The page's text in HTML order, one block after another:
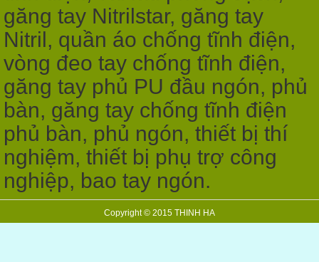
găng tay Nitrilstar, găng tay
Nitril, quần áo chống tĩnh điện,
vòng đeo tay chống tĩnh điện,
găng tay phủ PU đầu ngón, phủ
bàn, găng tay chống tĩnh điện
phủ bàn, phủ ngón, thiết bị thí
nghiệm, thiết bị phụ trợ công
nghiệp, bao tay ngón.
Copyright © 2015 THINH HA